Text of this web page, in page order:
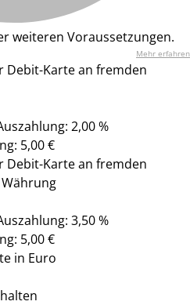
weiteren Voraussetzungen.
Mehr erfahren
Debit-Karte an fremden
2,00 %
5,00 €
Debit-Karte an fremden
3,50 %
5,00 €
in Euro